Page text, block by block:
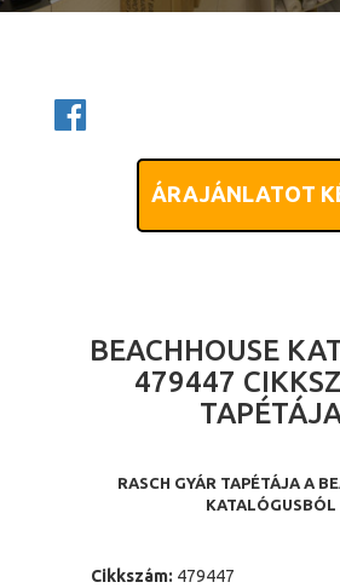
ÁRAJÁNLATOT
BEACHHOUSE
479447
RASCH GYÁR TAPÉTÁJA A
KATALÓGUSBÓL
Cikkszám: 479447